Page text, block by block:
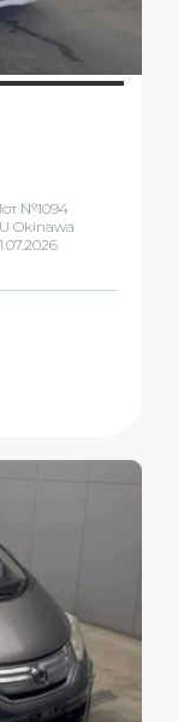
№1094
Okinawa